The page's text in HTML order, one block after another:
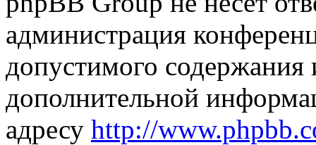
администрация
допустимого
дополнительной
адресу http://